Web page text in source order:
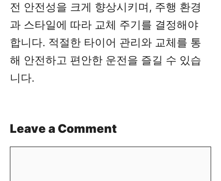
전 안전성을 크게 향상시키며, 주행 환경
과 스타일에 따라 교체 주기를 결정해야
합니다. 적절한 타이어 관리와 교체를 통
해 안전하고 편안한 운전을 즐길 수 있습
니다.
Leave a Comment